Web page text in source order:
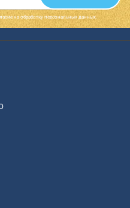
на обработку персональных данных.